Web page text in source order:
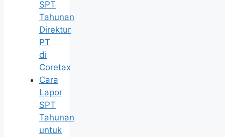
SPT
Tahunan
Direktur
PT
di
Coretax
Cara
Lapor
SPT
Tahunan
untuk